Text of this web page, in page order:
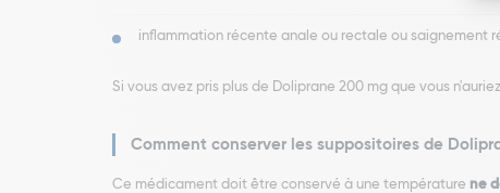
inflammation récente anale ou rectale ou saignement
Si vous avez pris plus de Doliprane 200 mg que vous
Comment conserver les suppositoires de
Ce médicament doit être conservé à une température ne